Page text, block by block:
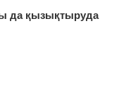
да қызықтыруда